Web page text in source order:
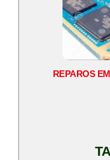
REPAROS